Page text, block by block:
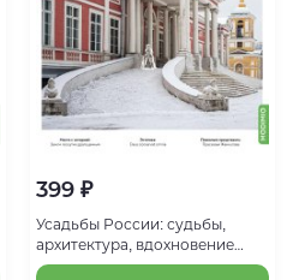
399 ₽
Усадьбы России: судьбы,
архитектура, вдохновение
№26, Усадьба Кусково